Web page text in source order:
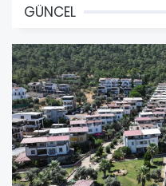
GÜNCEL